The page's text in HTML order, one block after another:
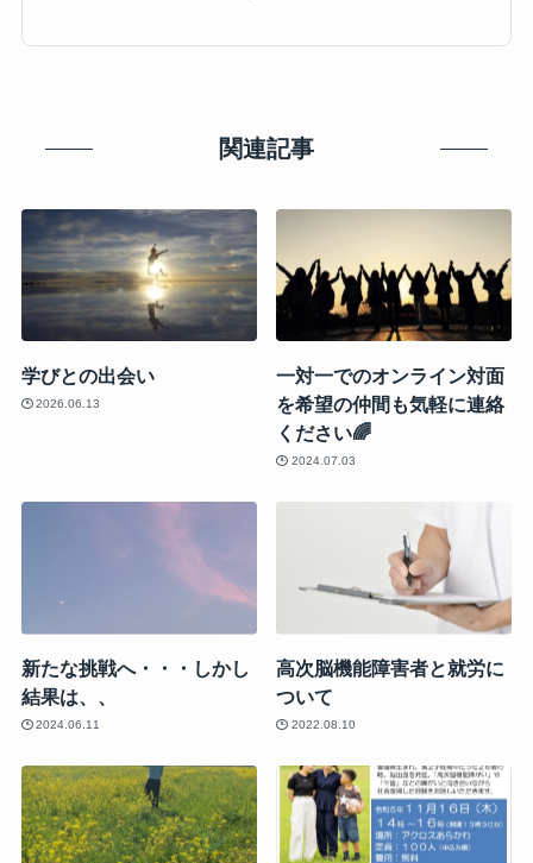
関連記事
学びとの出会い
2026.06.13
一対一でのオンライン対面
を希望の仲間も気軽に連絡
ください🌈
2024.07.03
新たな挑戦へ・・・しかし
結果は、、
2024.06.11
高次脳機能障害者と就労に
ついて
2022.08.10